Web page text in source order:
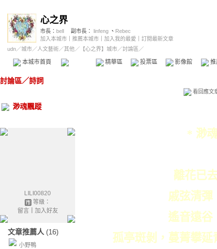
心之界
市長： bell 副市長： linfeng 、 Rebec
加入本城市
推薦本城市 加入我的最愛
訂閱最新文章
udn／城市／人文藝術／其他 ／ 【心之界】城市／討論區／
本城市首頁 精華區 投票區 影像館
討論區／詩詞
看回應文
渺魂飄蹤
LILI00820
等級：
留言｜ 加入好友
文章推薦人 (16)
小野鴨
* 渺
離花已
戚弦清彈
遙音遠谷
孤亭斑剝，蔓菁攀